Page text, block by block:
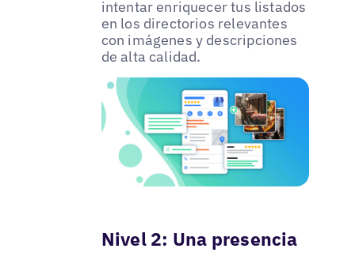
intentar enriquecer tus listados
en los directorios relevantes
con imágenes y descripciones
de alta calidad.
Nivel 2: Una presencia